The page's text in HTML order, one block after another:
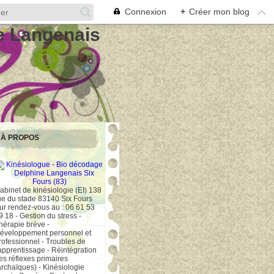
Connexion + Créer mon blog
Langenais
À PROPOS
de kinésiologie (EI) 138
du stade 83140 Six Fours
rendez-vous au : 06 61 53
18 - Gestion du stress -
brève -
personnel et
- Troubles de
- Réintégration
réflexes primaires
- Kinésiologie